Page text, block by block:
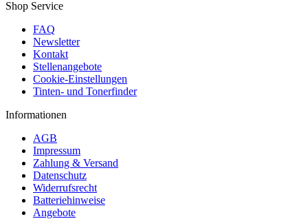
Shop Service
FAQ
Newsletter
Kontakt
Stellenangebote
Cookie-Einstellungen
Tinten- und Tonerfinder
Informationen
AGB
Impressum
Zahlung & Versand
Datenschutz
Widerrufsrecht
Batteriehinweise
Angebote